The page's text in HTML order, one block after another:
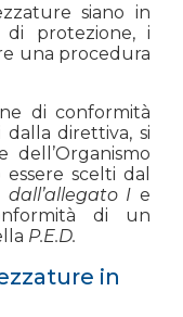
siano in
di protezione, i
una procedura
di conformità
dalla direttiva, si
dell’Organismo
scelti dal
dall’allegato I e
di un
P.E.D.
in